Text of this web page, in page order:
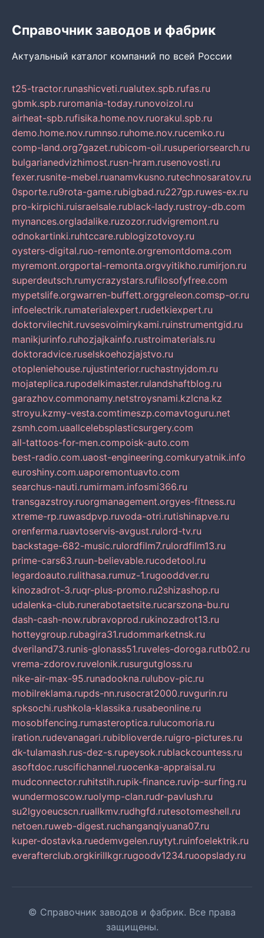
Справочник заводов и фабрик
Актуальный каталог компаний по всей России
t25-tractor.runashicveti.rualutex.spb.rufas.ru
gbmk.spb.ruromania-today.runovoizol.ru
airheat-spb.rufisika.home.nov.ruorakul.spb.ru
demo.home.nov.rumnso.ruhome.nov.rucemko.ru
comp-land.org7gazet.rubicom-oil.rusuperiorsearch.ru
bulgarianedvizhimost.rusn-hram.rusenovosti.ru
fexer.rusnite-mebel.ruanamvkusno.rutechnosaratov.ru
0sporte.ru9rota-game.rubigbad.ru227gp.ruwes-ex.ru
pro-kirpichi.ruisraelsale.rublack-lady.rustroy-db.com
mynances.orgladalike.ruzozor.rudvigremont.ru
odnokartinki.ruhtccare.rublogizotovoy.ru
oysters-digital.ruo-remonte.orgremontdoma.com
myremont.orgportal-remonta.orgvyitikho.rumirjon.ru
superdeutsch.rumycrazystars.rufilosofyfree.com
mypetslife.orgwarren-buffett.orggreleon.comsp-or.ru
infoelectrik.rumaterialexpert.rudetkiexpert.ru
doktorvilechit.ruvsesvoimirykami.ruinstrumentgid.ru
manikjurinfo.ruhozjajkainfo.rustroimaterials.ru
doktoradvice.ruselskoehozjajstvo.ru
otopleniehouse.rujustinterior.ruchastnyjdom.ru
mojateplica.rupodelkimaster.rulandshaftblog.ru
garazhov.commonamy.netstroysnami.kzlcna.kz
stroyu.kzmy-vesta.comtimeszp.comavtoguru.net
zsmh.com.uaallcelebsplasticsurgery.com
all-tattoos-for-men.compoisk-auto.com
best-radio.com.uaost-engineering.comkuryatnik.info
euroshiny.com.uaporemontuavto.com
searchus-nauti.rumirmam.infosmi366.ru
transgazstroy.ruorgmanagement.orgyes-fitness.ru
xtreme-rp.ruwasdpvp.ruvoda-otri.rutishinapve.ru
orenferma.ruavtoservis-avgust.rulord-tv.ru
backstage-682-music.rulordfilm7.rulordfilm13.ru
prime-cars63.ruun-believable.rucodetool.ru
legardoauto.rulithasa.rumuz-1.rugooddver.ru
kinozadrot-3.ruqr-plus-promo.ru2shizashop.ru
udalenka-club.runerabotaetsite.rucarszona-bu.ru
dash-cash-now.rubravoprod.rukinozadrot13.ru
hotteygroup.rubagira31.rudommarketnsk.ru
dveriland73.runis-glonass51.ruveles-doroga.rutb02.ru
vrema-zdorov.ruvelonik.rusurgutgloss.ru
nike-air-max-95.runadookna.rulubov-pic.ru
mobilreklama.rupds-nn.rusocrat2000.ruvgurin.ru
spksochi.rushkola-klassika.rusabeonline.ru
mosoblfencing.rumasteroptica.rulucomoria.ru
iration.rudevanagari.rubiblioverde.ruigro-pictures.ru
dk-tulamash.rus-dez-s.rupeysok.rublackcountess.ru
asoftdoc.ruscifichannel.ruocenka-appraisal.ru
mudconnector.ruhitstih.rupik-finance.ruvip-surfing.ru
wundermoscow.ruolymp-clan.rudr-pavlush.ru
su2lgyoeucscn.ruallkmv.rudhgfd.rutesotomeshell.ru
netoen.ruweb-digest.ruchanganqiyuana07.ru
kuper-dostavka.ruedemvgelen.ruytyt.ruinfoelektrik.ru
everafterclub.orgkirillkgr.rugoodv1234.ruoopslady.ru
© Справочник заводов и фабрик. Все права
защищены.